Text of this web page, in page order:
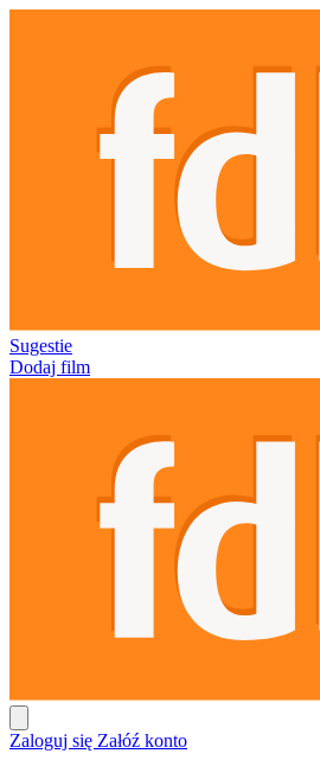
Sugestie
Dodaj film
Zaloguj się Załóź konto